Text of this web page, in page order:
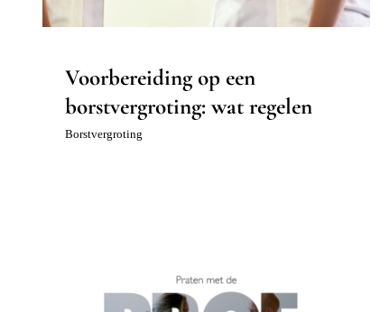
Voorbereiding op een
borstvergroting: wat regelen
Borstvergroting